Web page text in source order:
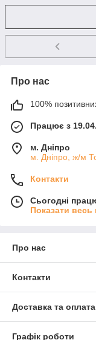
Про нас
100%
Працює з
м. Дніпро
м. Дніпро, ж/м
Контакти
Сьогодні
Показати весь
Про нас
Контакти
Доставка та оплата
Графік роботи